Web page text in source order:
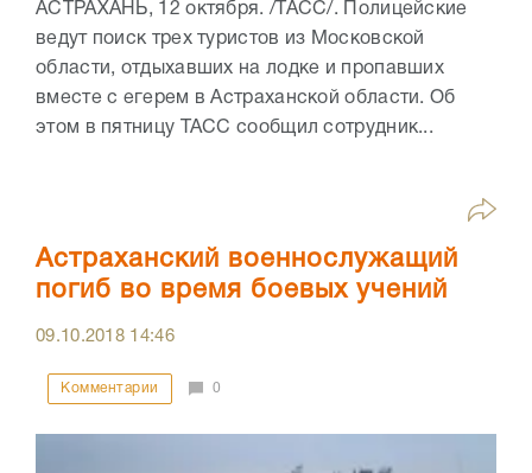
АСТРАХАНЬ, 12 октября. /ТАСС/. Полицейские
ведут поиск трех туристов из Московской
области, отдыхавших на лодке и пропавших
вместе с егерем в Астраханской области. Об
этом в пятницу ТАСС сообщил сотрудник...
Астраханский военнослужащий
погиб во время боевых учений
09.10.2018 14:46
Комментарии 0